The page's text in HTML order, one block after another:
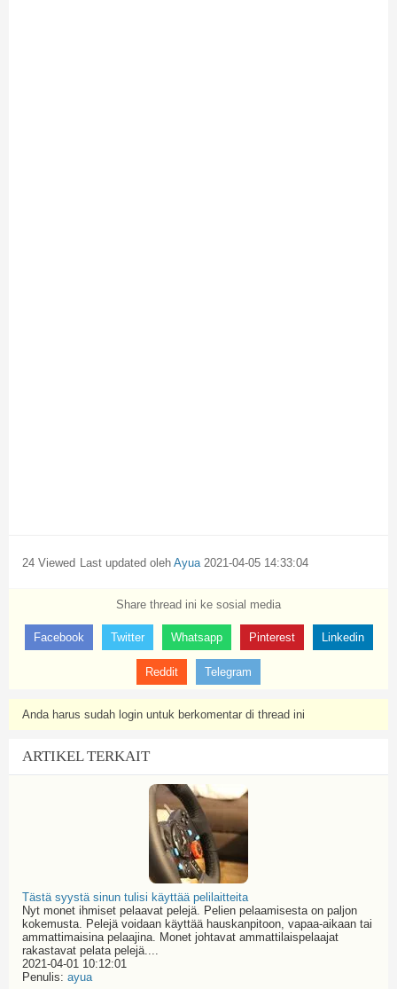
24 Viewed Last updated oleh Ayua 2021-04-05 14:33:04
Share thread ini ke sosial media
Facebook Twitter Whatsapp Pinterest Linkedin
Reddit Telegram
Anda harus sudah login untuk berkomentar di thread ini
ARTIKEL TERKAIT
Tästä syystä sinun tulisi käyttää pelilaitteita
Nyt monet ihmiset pelaavat pelejä. Pelien pelaamisesta on paljon
kokemusta. Pelejä voidaan käyttää hauskanpitoon, vapaa-aikaan tai
ammattimaisina pelaajina. Monet johtavat ammattilaispelaajat
rakastavat pelata pelejä....
2021-04-01 10:12:01
Penulis: ayua